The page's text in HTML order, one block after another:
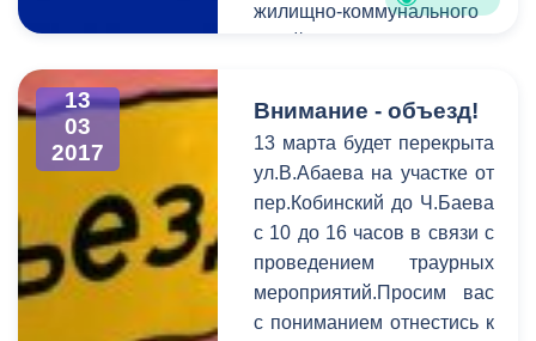
жилищно-коммунального
диспетчерская служба.
В период c 6 по 13 марта
на горячую линию единой
дежурно-диспетчерской
службы поступило 122
оперативном порядке
13
03
2017
Внимание - объезд!
13 марта будет перекрыта
ул.В.Абаева на участке от
пер.Кобинский до Ч.Баева
с 10 до 16 часов в связи с
проведением траурных
мероприятий.Просим вас
с пониманием отнестись к